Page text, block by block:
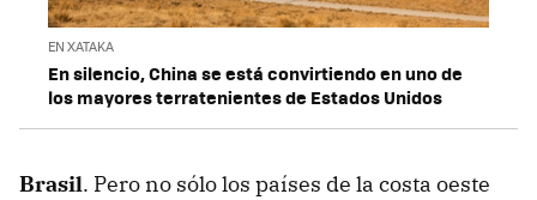
EN XATAKA
En silencio, China se está convirtiendo en uno de
los mayores terratenientes de Estados Unidos
Brasil. Pero no sólo los países de la costa oeste